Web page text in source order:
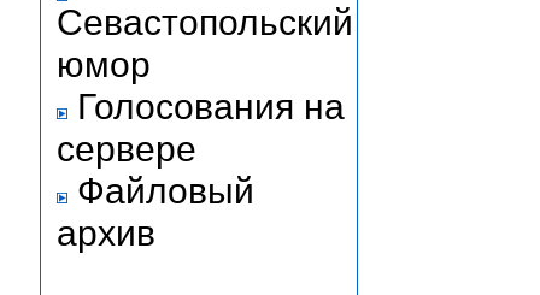
Севастопольский
юмор
Голосования на
сервере
Файловый
архив